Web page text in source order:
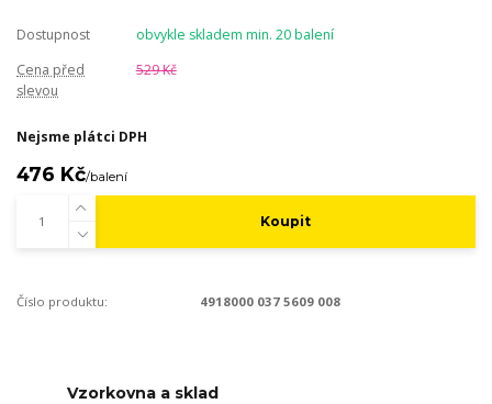
Dostupnost
obvykle skladem min. 20 balení
Cena před
slevou
529 Kč
Nejsme plátci DPH
476 Kč/balení
Koupit
Číslo produktu: 4918000 037 5609 008
Vzorkovna a sklad